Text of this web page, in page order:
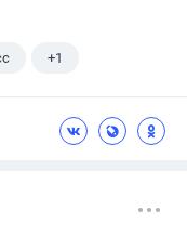
+1